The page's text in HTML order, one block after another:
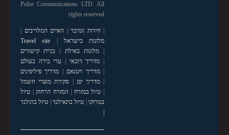
Pulse Communications LTD. All
rights reserved
|חידות זנזיבר האיים המלדיבים
מלונות בישראל
Travel site
|מלונות באילת
בניית קישורים
מדריך דובאי
ערי בירה בעולם
|מדריך ויטנאם
מדריך פיליפינים
|מדריך יפן
סקירת מוצרי חשמל
טיול במזרח המזרח הרחוק| טיול
במרוקו| טיול בתאילנד| טיול בהולנד